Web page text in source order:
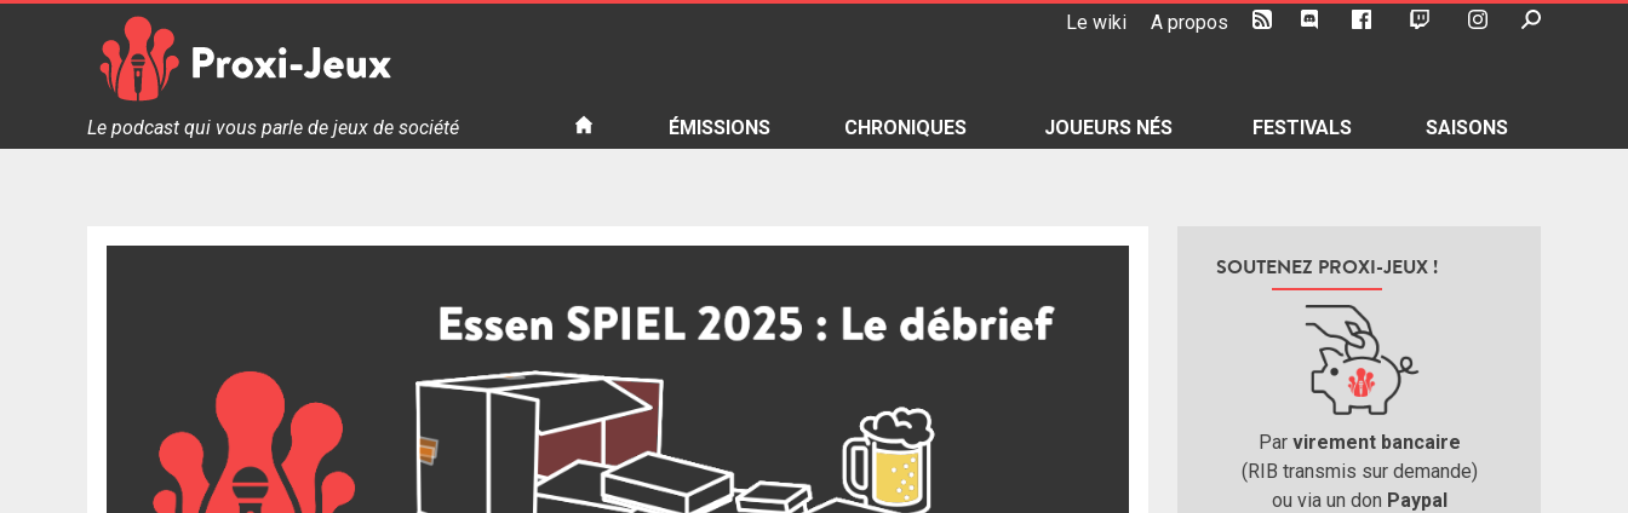
Le wiki A propos
Proxi Jeux - Le podcast qui vous parle de jeux de société
Le podcast qui vous parle de jeux de société ÉMISSIONS CHRONIQUES JOUEURS NÉS FESTIVALS SAISONS
SOUTENEZ PROXI-JEUX !
Par virement bancaire
(RIB transmis sur demande)
ou via un don Paypal